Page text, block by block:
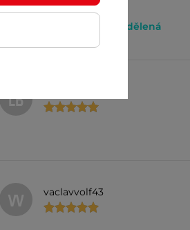
prostorná, pěkně rozdělená
LB
VV vaclavvolf43